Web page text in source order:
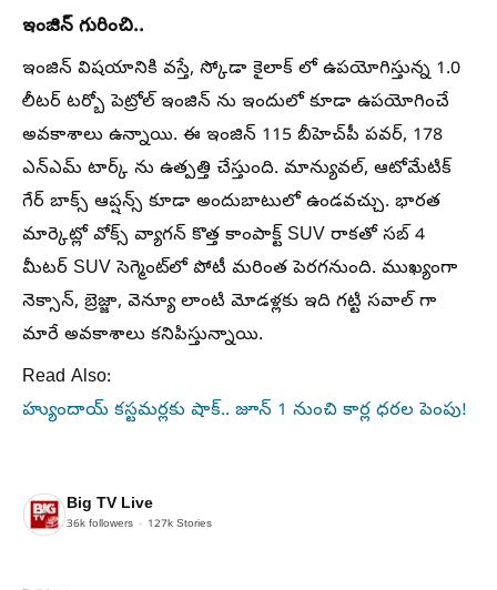
ఇంజిన్ గురించి..
ఇంజిన్ విషయానికి వస్తే, స్కోడా కైలాక్‌ లో ఉపయోగిస్తున్న 1.0
లీటర్ టర్బో పెట్రోల్ ఇంజిన్‌ ను ఇందులో కూడా ఉపయోగించే
అవకాశాలు ఉన్నాయి. ఈ ఇంజిన్ 115 బీహెచ్‌పీ పవర్, 178
ఎన్ఎమ్ టార్క్‌ ను ఉత్పత్తి చేస్తుంది. మాన్యువల్, ఆటోమేటిక్
గేర్‌ బాక్స్ ఆప్షన్స్ కూడా అందుబాటులో ఉండవచ్చు. భారత
మార్కెట్లో వోక్స్‌ వ్యాగన్ కొత్త కాంపాక్ట్ SUV రాకతో సబ్ 4
మీటర్ SUV సెగ్మెంట్‌లో పోటీ మరింత పెరగనుంది. ముఖ్యంగా
నెక్సాన్, బ్రెజ్జా, వెన్యూ లాంటి మోడళ్లకు ఇది గట్టి సవాల్‌ గా
మారే అవకాశాలు కనిపిస్తున్నాయి.
Read Also:
హ్యుందాయ్ కస్టమర్లకు షాక్.. జూన్ 1 నుంచి కార్ల ధరల పెంపు!
Big TV Live
36k followers 127k Stories